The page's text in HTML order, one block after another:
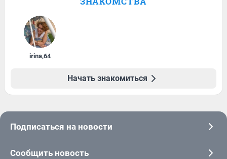
irina,64
Начать знакомиться
Подписаться на новости
Сообщить новость